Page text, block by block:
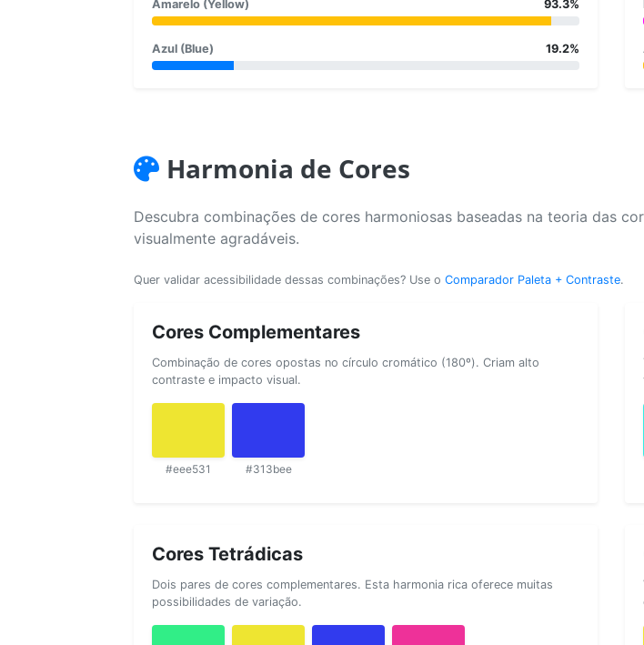
Amarelo (Yellow) 93.3%
Azul (Blue) 19.2%
Harmonia de Cores
Descubra combinações de cores harmoniosas baseadas na teoria das
visualmente agradáveis.
Quer validar acessibilidade dessas combinações? Use o Comparador Paleta + Contraste.
Cores Complementares
Combinação de cores opostas no círculo cromático (180º). Criam alto
contraste e impacto visual.
#eee531 #313bee
Cores Tetrádicas
Dois pares de cores complementares. Esta harmonia rica oferece muitas
possibilidades de variação.